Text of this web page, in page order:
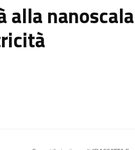
alla